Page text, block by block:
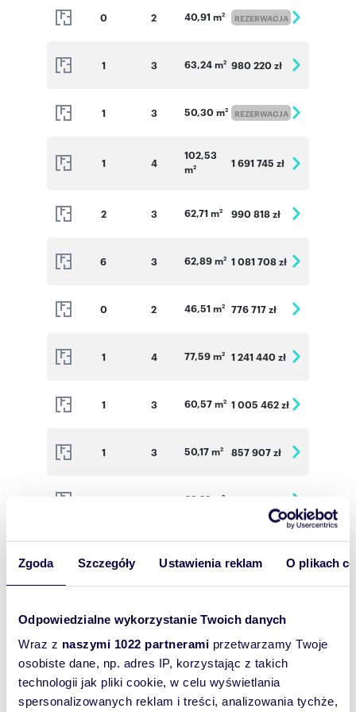
Zgoda Szczegóły Ustawienia reklam O plikach
Odpowiedzialne wykorzystanie Twoich danych
Wraz z naszymi 1022 partnerami przetwarzamy Twoje
osobiste dane, np. adres IP, korzystając z takich
technologii jak pliki cookie, w celu wyświetlania
spersonalizowanych reklam i treści, analizowania tychże,
0 2 40,91 m2 REZERWACJA
1 3 63,24 m2 980 220 zł
1 3 50,30 m2 REZERWACJA
1 4
102,53
m2 1 691 745 zł
2 3 62,71 m2 990 818 zł
6 3 62,89 m2 1 081 708 zł
0 2 46,51 m2 776 717 zł
1 4 77,59 m2 1 241 440 zł
1 3 60,57 m2 1 005 462 zł
1 3 50,17 m2 857 907 zł
62,62 m 2
77,94 m
3 4 77,46 m 1 285 836 zł
3 3 60,75 m 1 050 975 zł